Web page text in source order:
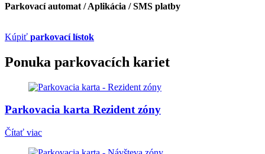
Parkovací automat / Aplikácia / SMS platby
Kúpiť parkovací lístok
Ponuka parkovacích kariet
Parkovacia karta Rezident zóny
Čítať viac